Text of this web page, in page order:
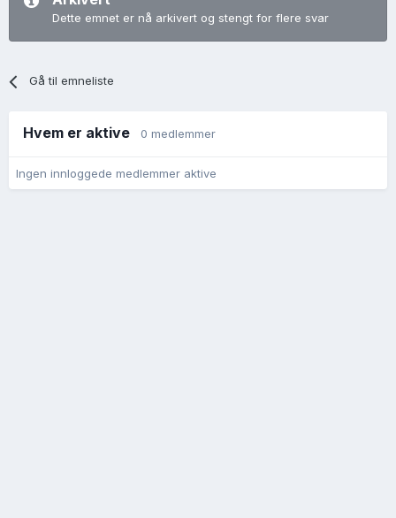
Dette emnet er nå arkivert og stengt for flere svar
Gå til emneliste
Hvem er aktive 0 medlemmer
Ingen innloggede medlemmer aktive